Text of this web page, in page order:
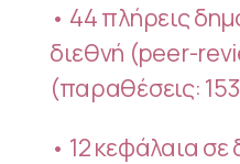
• 44 πλήρεις
διεθνή (peer-
(παραθέσεις:
• 12 κεφάλαια σε